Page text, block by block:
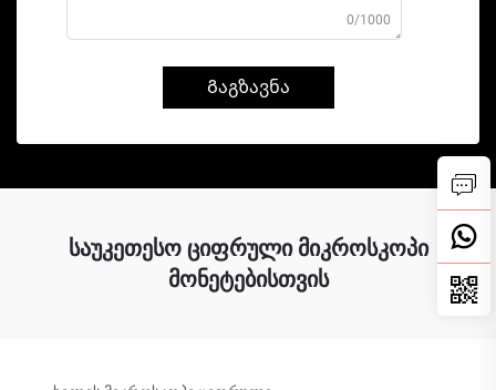
0/1000
Გაგზავნა
საუკეთესო ციფრული მიკროსკოპი
მონეტებისთვის